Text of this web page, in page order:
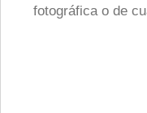
fotográfica o de